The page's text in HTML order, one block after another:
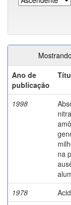
Ano de
publicação
1998
na
1978